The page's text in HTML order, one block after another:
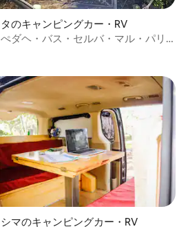
のキャンピングカー・RV
ダヘ・バス・セルバ・マル・パリ
星中4.97つ星の平均評価
マのキャンピングカー・RV